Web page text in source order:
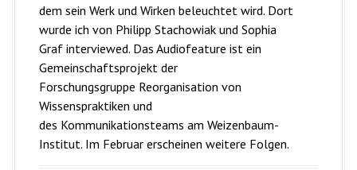
dem sein Werk und Wirken beleuchtet wird. Dort
wurde ich von Philipp Stachowiak und Sophia
Graf interviewed. Das Audiofeature ist ein
Gemeinschaftsprojekt der
Forschungsgruppe Reorganisation von
Wissenspraktiken und
des Kommunikationsteams am Weizenbaum-
Institut. Im Februar erscheinen weitere Folgen.